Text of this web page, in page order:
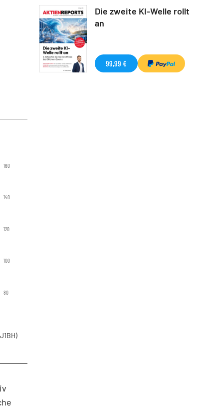
80
100
120
140
160
Die zweite KI-Welle rollt
an
99,99 €